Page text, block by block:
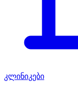
კლინიკები